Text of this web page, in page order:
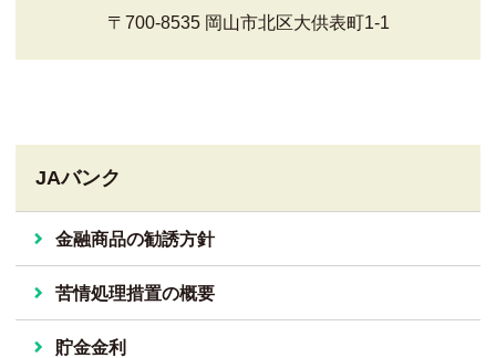
〒700-8535 岡山市北区大供表町1-1
JAバンク
金融商品の勧誘方針
苦情処理措置の概要
貯金金利